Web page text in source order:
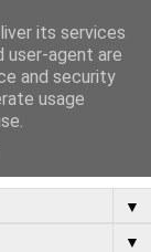
▼
▼
its services
user-agent are
and security
usage